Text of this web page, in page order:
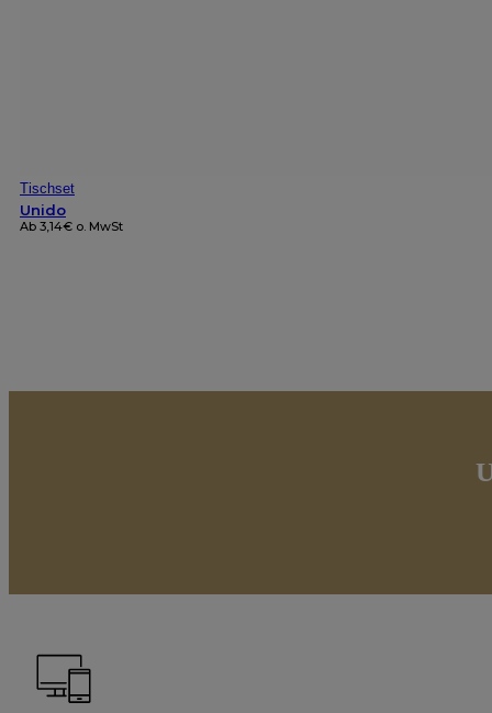
Tischset
Unido
Ab 3,14€ o. MwSt